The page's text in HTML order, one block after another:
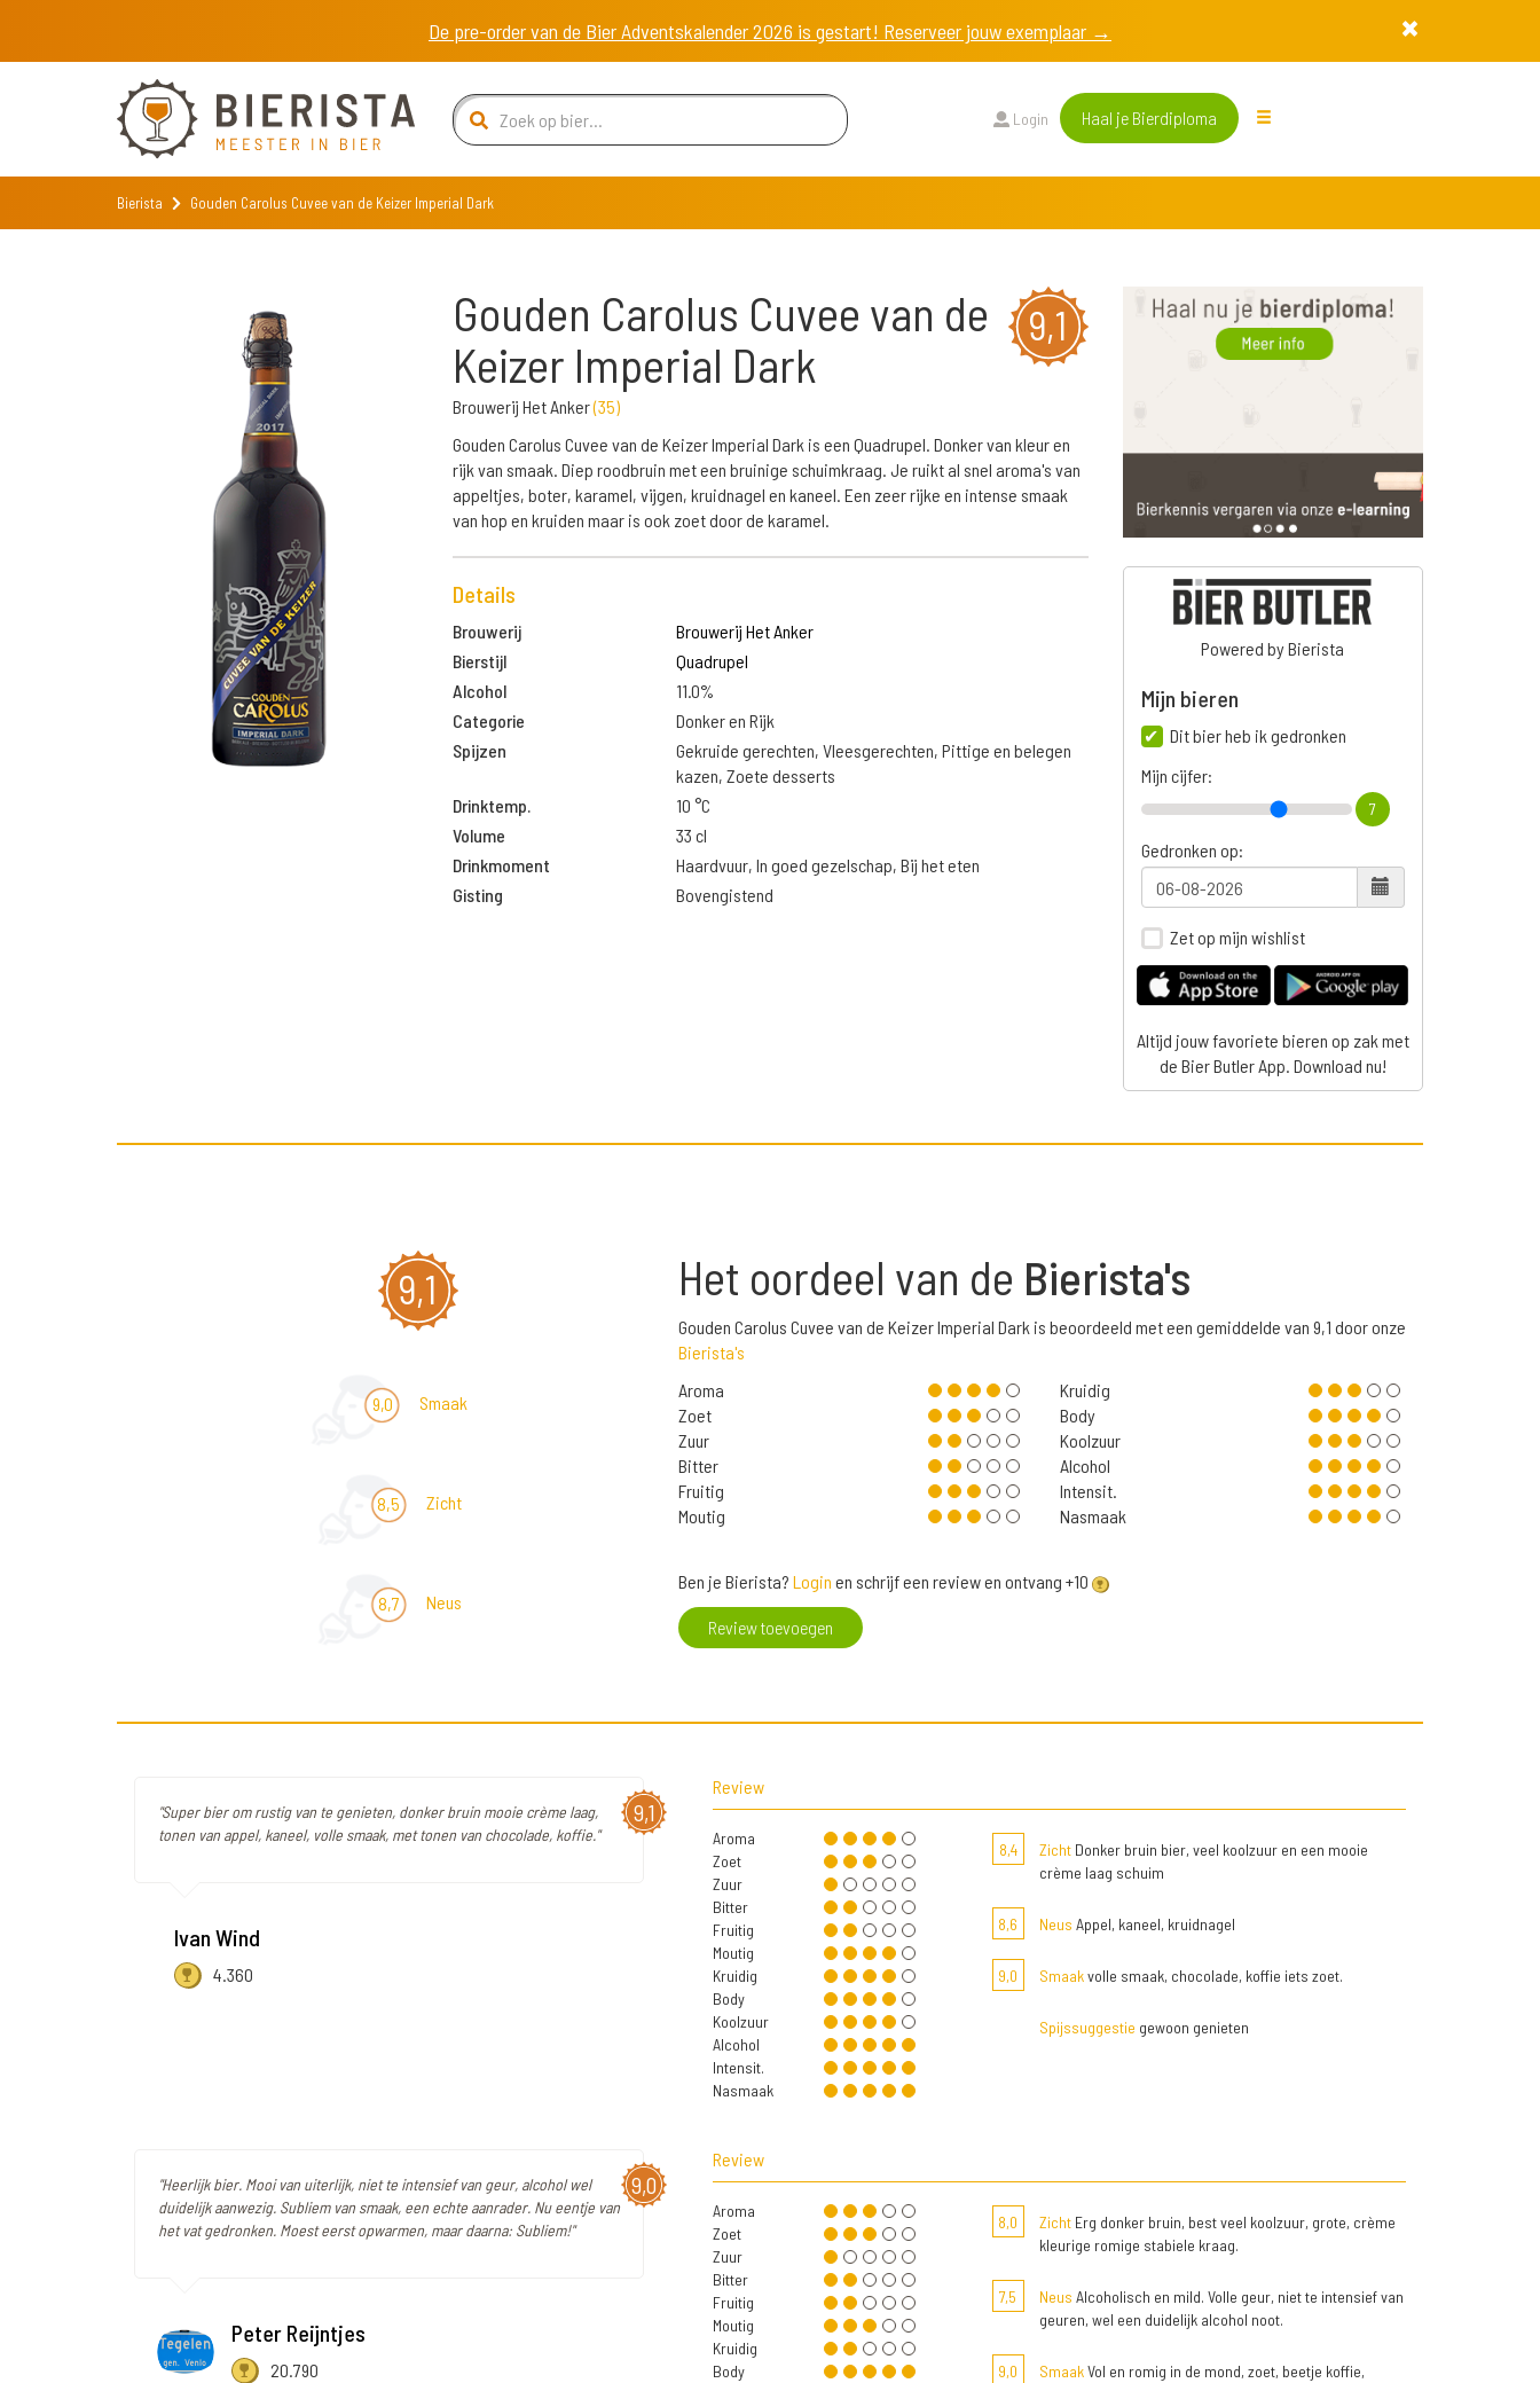
De pre-order van de Bier Adventskalender 2026 is gestart! Reserveer jouw exemplaar →
Login Haal je Bierdiploma
Bierista Gouden Carolus Cuvee van de Keizer Imperial Dark
9,1
Gouden Carolus Cuvee van de
Keizer Imperial Dark
Brouwerij Het Anker(35)
Gouden Carolus Cuvee van de Keizer Imperial Dark is een Quadrupel. Donker van kleur en
rijk van smaak. Diep roodbruin met een bruinige schuimkraag. Je ruikt al snel aroma's van
appeltjes, boter, karamel, vijgen, kruidnagel en kaneel. Een zeer rijke en intense smaak
van hop en kruiden maar is ook zoet door de karamel.
Details
Brouwerij
Brouwerij Het Anker
Bierstijl
Quadrupel
Alcohol
11.0%
Categorie
Donker en Rijk
Spijzen
Gekruide gerechten, Vleesgerechten, Pittige en belegen
kazen, Zoete desserts
Drinktemp.
10 °C
Volume
33 cl
Drinkmoment
Haardvuur, In goed gezelschap, Bij het eten
Gisting
Bovengistend
Powered by Bierista
Mijn bieren
Dit bier heb ik gedronken
Mijn cijfer:
7
Gedronken op:
Zet op mijn wishlist
Altijd jouw favoriete bieren op zak met
de Bier Butler App. Download nu!
9,1
9,0 Smaak
8,5 Zicht
8,7 Neus
Het oordeel van de Bierista's
Gouden Carolus Cuvee van de Keizer Imperial Dark is beoordeeld met een gemiddelde van 9,1 door onze
Bierista's
Aroma
Zoet
Zuur
Bitter
Fruitig
Moutig
Kruidig
Body
Koolzuur
Alcohol
Intensit.
Nasmaak
Ben je Bierista? Login en schrijf een review en ontvang +10
Review toevoegen
9,1
"Super bier om rustig van te genieten, donker bruin mooie crème laag,
tonen van appel, kaneel, volle smaak, met tonen van chocolade, koffie."
Ivan Wind
4.360
Review
Aroma
Zoet
Zuur
Bitter
Fruitig
Moutig
Kruidig
Body
Koolzuur
Alcohol
Intensit.
Nasmaak
8,4 ZichtDonker bruin bier, veel koolzuur en een mooie
crème laag schuim
8,6 Neus Appel, kaneel, kruidnagel
9,0 Smaakvolle smaak, chocolade, koffie iets zoet.
Spijssuggestie gewoon genieten
9,0
"Heerlijk bier. Mooi van uiterlijk, niet te intensief van geur, alcohol wel
duidelijk aanwezig. Subliem van smaak, een echte aanrader. Nu eentje van
het vat gedronken. Moest eerst opwarmen, maar daarna: Subliem!"
Peter Reijntjes
20.790
Review
Aroma
Zoet
Zuur
Bitter
Fruitig
Moutig
Kruidig
Body
8,0 ZichtErg donker bruin, best veel koolzuur, grote, crème
kleurige romige stabiele kraag.
7,5 Neus Alcoholisch en mild. Volle geur, niet te intensief van
geuren, wel een duidelijk alcohol noot.
9,0 SmaakVol en romig in de mond, zoet, beetje koffie,